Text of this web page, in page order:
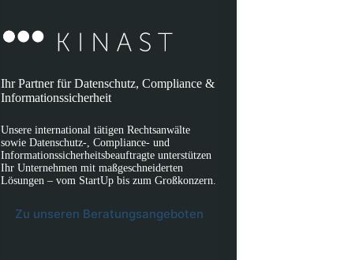
Ihr Partner für Datenschutz, Compliance &
Informationssicherheit
Unsere international tätigen Rechtsanwälte
sowie Datenschutz-, Compliance- und
Informationssicherheitsbeauftragte unterstützen
Ihr Unternehmen mit maßgeschneiderten
Lösungen – vom StartUp bis zum Großkonzern.
Zu unseren Beratungsangeboten